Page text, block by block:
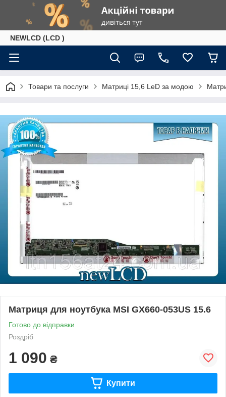
NEWLCD (LCD )
Товари та послуги Матриці 15,6 LeD за модою
Матриця для ноутбука MSI GX660-053US 15.6
Готово до відправки
Роздріб
1 090 ₴
Купити